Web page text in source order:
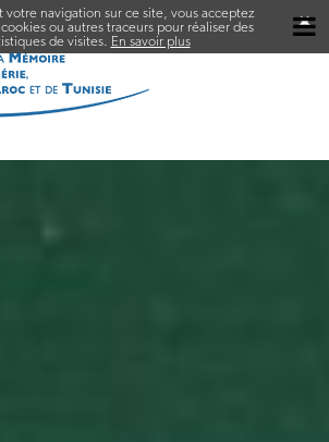
votre navigation sur ce site, vous acceptez
ou autres traceurs pour réaliser des
de visites. En savoir plus
✖